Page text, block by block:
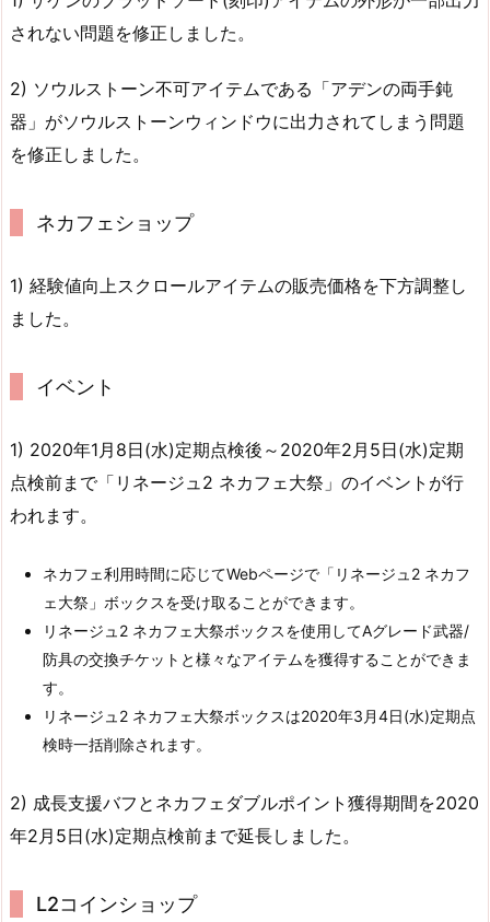
されない問題を修正しました。
2) ソウルストーン不可アイテムである「アデンの両手鈍
器」がソウルストーンウィンドウに出力されてしまう問題
を修正しました。
ネカフェショップ
1) 経験値向上スクロールアイテムの販売価格を下方調整し
ました。
イベント
1) 2020年1月8日(水)定期点検後～2020年2月5日(水)定期
点検前まで「リネージュ2 ネカフェ大祭」のイベントが行
われます。
ネカフェ利用時間に応じてWebページで「リネージュ2 ネカフ
ェ大祭」ボックスを受け取ることができます。
リネージュ2 ネカフェ大祭ボックスを使用してAグレード武器/
防具の交換チケットと様々なアイテムを獲得することができま
す。
リネージュ2 ネカフェ大祭ボックスは2020年3月4日(水)定期点
検時一括削除されます。
2) 成長支援バフとネカフェダブルポイント獲得期間を2020
年2月5日(水)定期点検前まで延長しました。
L2コインショップ